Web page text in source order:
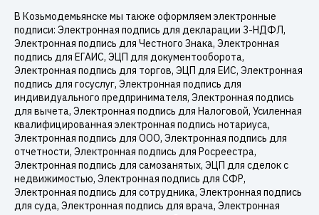
В Козьмодемьянске мы также оформляем электронные
подписи: Электронная подпись для декларации 3-НДФЛ,
Электронная подпись для Честного Знака, Электронная
подпись для ЕГАИС, ЭЦП для документооборота,
Электронная подпись для торгов, ЭЦП для ЕИС, Электронная
подпись для госуслуг, Электронная подпись для
индивидуального предпринимателя, Электронная подпись
для вычета, Электронная подпись для Налоговой, Усиленная
квалифицированная электронная подпись нотариуса,
Электронная подпись для ООО, Электронная подпись для
отчетности, Электронная подпись для Росреестра,
Электронная подпись для самозанятых, ЭЦП для сделок с
недвижимостью, Электронная подпись для СФР,
Электронная подпись для сотрудника, Электронная подпись
для суда, Электронная подпись для врача, Электронная